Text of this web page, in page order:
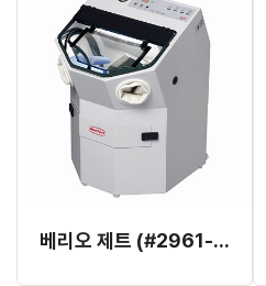
베리오 제트 (#2961-0000)